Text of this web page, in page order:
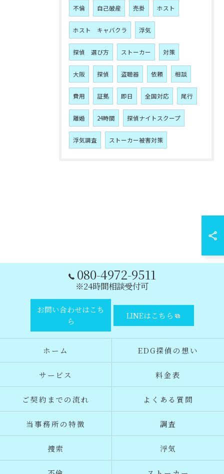
不倫 自己破産 売掛 ホスト
ホスト キャバクラ 浮気
探偵 選び方 ストーカー 対策
大阪 探偵 盗聴器 依頼 相談
費用 証拠 即日 全国対応 尾行
離婚 24時間 探偵ナイトスクープ
浮気調査 ストーカー被害対策
080-4972-9511
※24時間相談受付可
お問い合わせはこち
ら
LINEはこちら
ホーム EDG探偵の想い
サービス 料金表
ご契約までの流れ よくある質問
当事務所の特徴 調査
捜索 浮気